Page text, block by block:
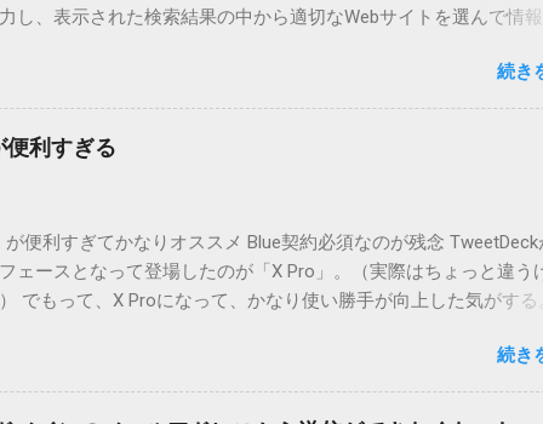
し、表示された検索結果の中から適切なWebサイトを選んで情
クセスする機会が減少しつつあります。 そもそも店舗検索では
報が表示されて、そこで情報も得られます。Webサイトまで見
い形になってしまっています。 AI検索とは？ AI検索とは、人工知
ザーの質問に対して直接答えを提示する仕組みのことです。代
） : Googleが導入を進めている生成AI検索機能で、検索結果ペー
した回答を提供 Bing AI : Microsoftが提供するAIを活用した検索
エンジンでは、検索結果のページにWebサイトのリンクが表示
情報を要約し、検索結果ページ上で直接表示するため、多くのユ
トへ訪れる必要がなくなってしまいます。 ユーザーの検索行動
続き
利すぎる
が便利すぎてかなりオススメ Blue契約必須なのが残念
ェースとなって登場したのが「X Pro」。（実際はちょっと違う
でもって、X Proになって、かなり使い勝手が向上した気がする
えていたのに・・・・ 複数アカウント管理するならホントに便利
、自分がメインに見るものをメイン垢関連として表示してます
「デッキ」という設定がありますが、ここで私の場合は自分が管
続き